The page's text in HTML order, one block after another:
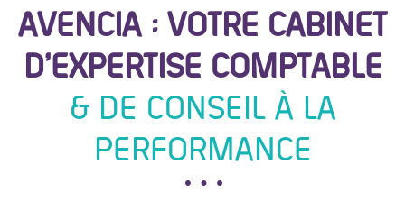
AVENCIA : VOTRE CABINET
D’EXPERTISE COMPTABLE
& DE CONSEIL À LA
PERFORMANCE